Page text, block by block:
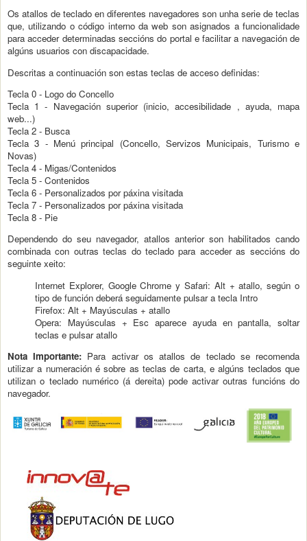
Os atallos de teclado en diferentes navegadores son unha serie de teclas
que, utilizando o código interno da web son asignados a funcionalidade
para acceder determinadas seccións do portal e facilitar a navegación de
algúns usuarios con discapacidade.
Descritas a continuación son estas teclas de acceso definidas:
Tecla 0 - Logo do Concello
Tecla 1 - Navegación superior (inicio, accesibilidade , ayuda, mapa
web...)
Tecla 2 - Busca
Tecla 3 - Menú principal (Concello, Servizos Municipais, Turismo e
Novas)
Tecla 4 - Migas/Contenidos
Tecla 5 - Contenidos
Tecla 6 - Personalizados por páxina visitada
Tecla 7 - Personalizados por páxina visitada
Tecla 8 - Pie
Dependendo do seu navegador, atallos anterior son habilitados cando
combinada con outras teclas do teclado para acceder as seccións do
seguinte xeito:
Internet Explorer, Google Chrome y Safari: Alt + atallo, según o
tipo de función deberá seguidamente pulsar a tecla Intro
Firefox: Alt + Mayúsculas + atallo
Opera: Mayúsculas + Esc aparece ayuda en pantalla, soltar
teclas e pulsar atallo
Nota Importante: Para activar os atallos de teclado se recomenda
utilizar a numeración é sobre as teclas de carta, e algúns teclados que
utilizan o teclado numérico (á dereita) pode activar outras funcións do
navegador.